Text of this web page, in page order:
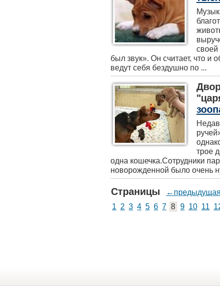
своей
был звук». Он считает, что
ведут себя бездушно по ...
трое
одна кошечка.Сотрудники
новорожденной было очень
Страницы
1 2 3 4 5 6 7 8 9 10 11